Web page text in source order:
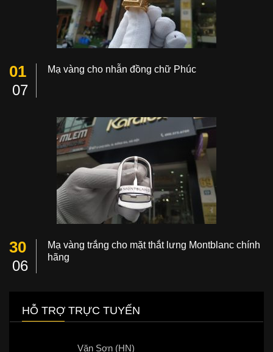
01
07
Mạ vàng cho nhẫn đồng chữ Phúc
30
06
Mạ vàng trắng cho mặt thắt lưng Montblanc chính
hãng
HỖ TRỢ TRỰC TUYẾN
Văn Sơn (HN)